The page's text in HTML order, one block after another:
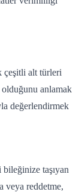
çeşitli alt türleri
olduğunu anlamak
değerlendirmek
taşıyan
veya reddetme,